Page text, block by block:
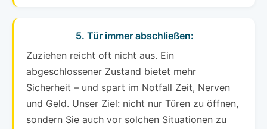
5. Tür immer abschließen:
Zuziehen reicht oft nicht aus. Ein
abgeschlossener Zustand bietet mehr
Sicherheit – und spart im Notfall Zeit, Nerven
und Geld. Unser Ziel: nicht nur Türen zu öffnen,
sondern Sie auch vor solchen Situationen zu